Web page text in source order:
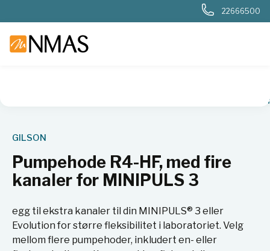
22666500
Pumpehode R4-HF, med
GILSON
Pumpehode R4-HF, med fire
kanaler for MINIPULS 3
egg til ekstra kanaler til din MINIPULS® 3 eller
Evolution for større fleksibilitet i laboratoriet. Velg
mellom flere pumpehoder, inkludert en- eller